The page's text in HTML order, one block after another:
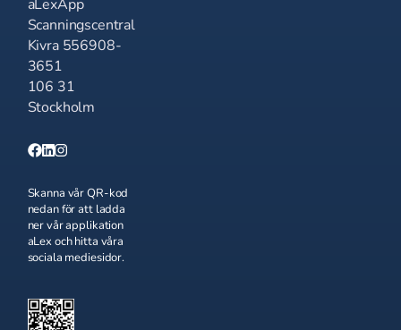
aLexApp
Scanningscentral
Kivra 556908-
3651
106 31
Stockholm
Skanna vår QR-kod
nedan för att ladda
ner vår applikation
aLex och hitta våra
sociala mediesidor.